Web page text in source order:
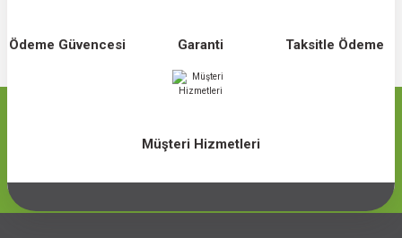
Ödeme Güvencesi Garanti Taksitle Ödeme
Müşteri Hizmetleri